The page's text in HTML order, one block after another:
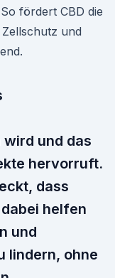
fördert CBD die
und
und das
hervorruft.
dass
helfen
und
lindern, ohne